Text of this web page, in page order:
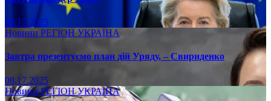
08.17.2025
Новини РЕГІОН УКРАЇНА
Завтра презентуємо план дій Уряду, – Свириденко
08.17.2025
НовиниРЕГІОНУКРАЇНА